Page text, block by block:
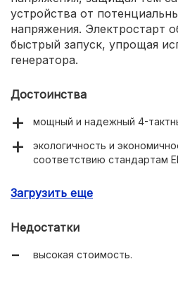
устройства от
напряжения. Электростарт
быстрый запуск, упрощая
генератора.
Достоинства
мощный и надежный 4-
экологичность и
соответствию стандартам
Загрузить еще
Недостатки
высокая стоимость.